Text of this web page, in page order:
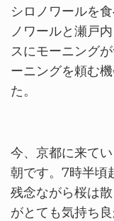
シロノワールを
ノワールと瀬戸
スにモーニング
ーニングを頼む
た。
今、京都に来て
朝です。7時半頃
残念ながら桜は
がとても気持ち